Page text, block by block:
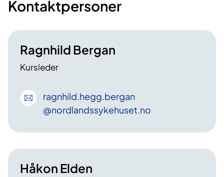
Kontaktpersoner
Ragnhild Bergan
Kursleder
ragnhild.hegg.bergan
@nordlandssykehuset.no
Håkon Elden